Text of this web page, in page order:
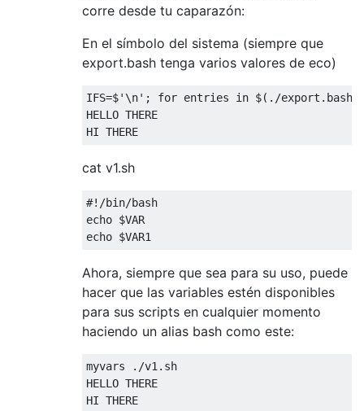
corre desde tu caparazón:
En el símbolo del sistema (siempre que
export.bash tenga varios valores de eco)
IFS=$'\n' ; for entries in $(./export . bash
HELLO THERE
HI THERE
cat v1.sh
#!/bin/bash
echo $VAR
echo $VAR1
Ahora, siempre que sea para su uso, puede
hacer que las variables estén disponibles
para sus scripts en cualquier momento
haciendo un alias bash como este:
myvars ./v1 . sh
HELLO THERE
HI THERE